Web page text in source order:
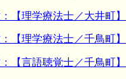
【理学療法士／大井町】
【理学療法士／千鳥町】
【言語聴覚士／千鳥町】